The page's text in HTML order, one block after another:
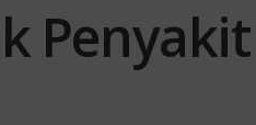
Penyakit